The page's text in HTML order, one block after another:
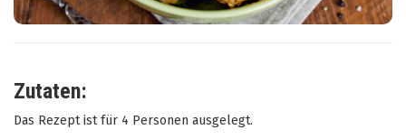
Zutaten:
Das Rezept ist für 4 Personen ausgelegt.